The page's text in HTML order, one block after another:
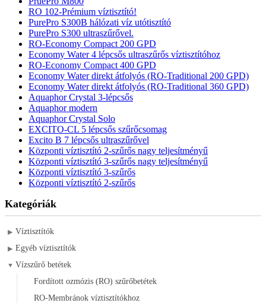
RO 102-Prémium víztisztító!
PurePro S300B hálózati víz utótisztító
PurePro S300 ultraszűrővel.
RO-Economy Compact 200 GPD
Economy Water 4 lépcsős ultraszűrős víztisztítóhoz
RO-Economy Compact 400 GPD
Economy Water direkt átfolyós (RO-Traditional 200 GPD)
Economy Water direkt átfolyós (RO-Traditional 360 GPD)
Aquaphor Crystal 3-lépcsős
Aquaphor modern
Aquaphor Crystal Solo
EXCITO-CL 5 lépcsős szűrőcsomag
Excito B 7 lépcsős ultraszűrővel
Központi víztisztító 2-szűrős nagy teljesítményű
Központi víztisztító 3-szűrős nagy teljesítményű
Központi víztisztító 3-szűrős
Központi víztisztító 2-szűrős
Kategóriák
▶ Víztisztítók
▶ Egyéb víztisztítók
▼ Vízszűrő betétek
Fordított ozmózis (RO) szűrőbetétek
RO-Membránok víztisztítókhoz